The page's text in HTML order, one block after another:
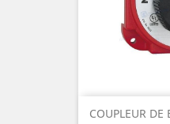
COUPLEUR DE